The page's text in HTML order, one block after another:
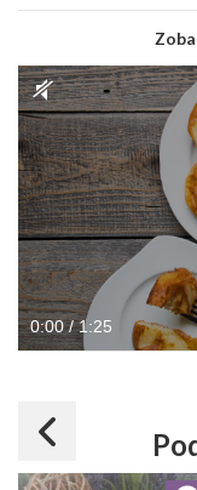
0:00 / 1:25
Dodaj do